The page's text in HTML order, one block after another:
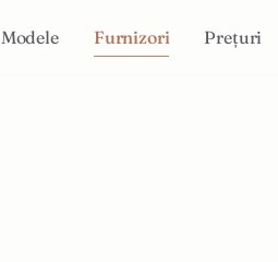
Modele Furnizori Prețuri